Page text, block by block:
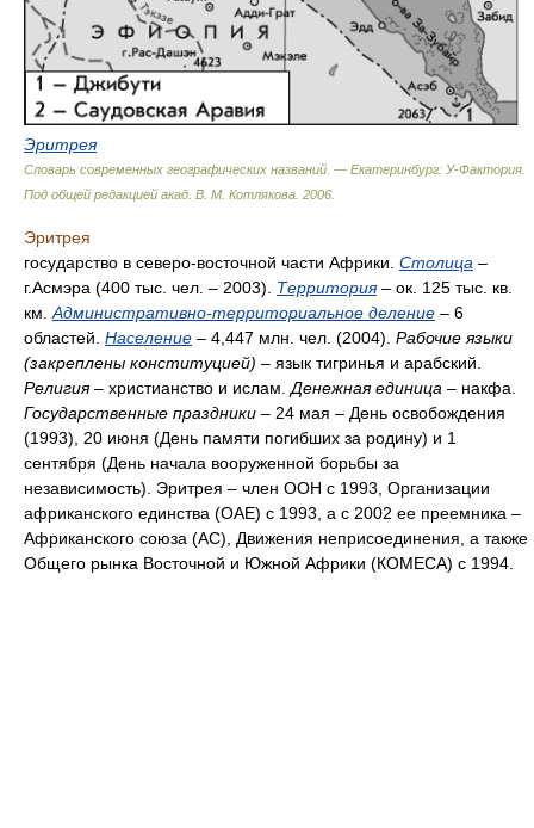
Эритрея
Словарь современных географических названий. — Екатеринбург: У-Фактория
Под общей редакцией акад. В. М. Котлякова 2006
Эритрея
государство в северо-восточной части Африки. Столица –
г.Асмэра (400 тыс. чел. – 2003). Территория– ок. 125 тыс. кв.
км. Административно-территориальное деление – 6
областей. Население – 4,447 млн. чел. (2004). Рабочие языки
(закреплены конституцией) – язык тигринья и арабский.
Религия– христианство и ислам. Денежная единица – накфа.
Государственные праздники – 24 мая – День освобождения
(1993), 20 июня (День памяти погибших за родину) и 1
сентября (День начала вооруженной борьбы за
независимость). Эритрея – член ООН с 1993, Организации
африканского единства (ОАЕ) с 1993, а с 2002 ее преемника –
Африканского союза (АС), Движения неприсоединения, а также
Общего рынка Восточной и Южной Африки (КОМЕСА) с 1994.